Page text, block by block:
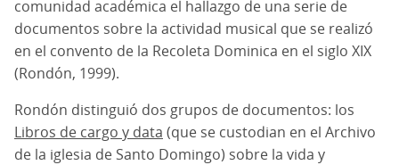
comunidad académica el hallazgo de una serie de
documentos sobre la actividad musical que se realizó
en el convento de la Recoleta Dominica en el siglo XIX
(Rondón, 1999).
Rondón distinguió dos grupos de documentos: los
Libros de cargo y data (que se custodian en el Archivo
de la iglesia de Santo Domingo) sobre la vida y